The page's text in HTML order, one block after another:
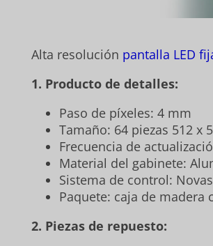
Alta resolución pantalla LED
1. Producto de detalles:
Paso de píxeles: 4 mm
Tamaño: 64 piezas 512 x
Frecuencia de
Material del gabinete:
Sistema de control:
Paquete: caja de madera
2. Piezas de repuesto: